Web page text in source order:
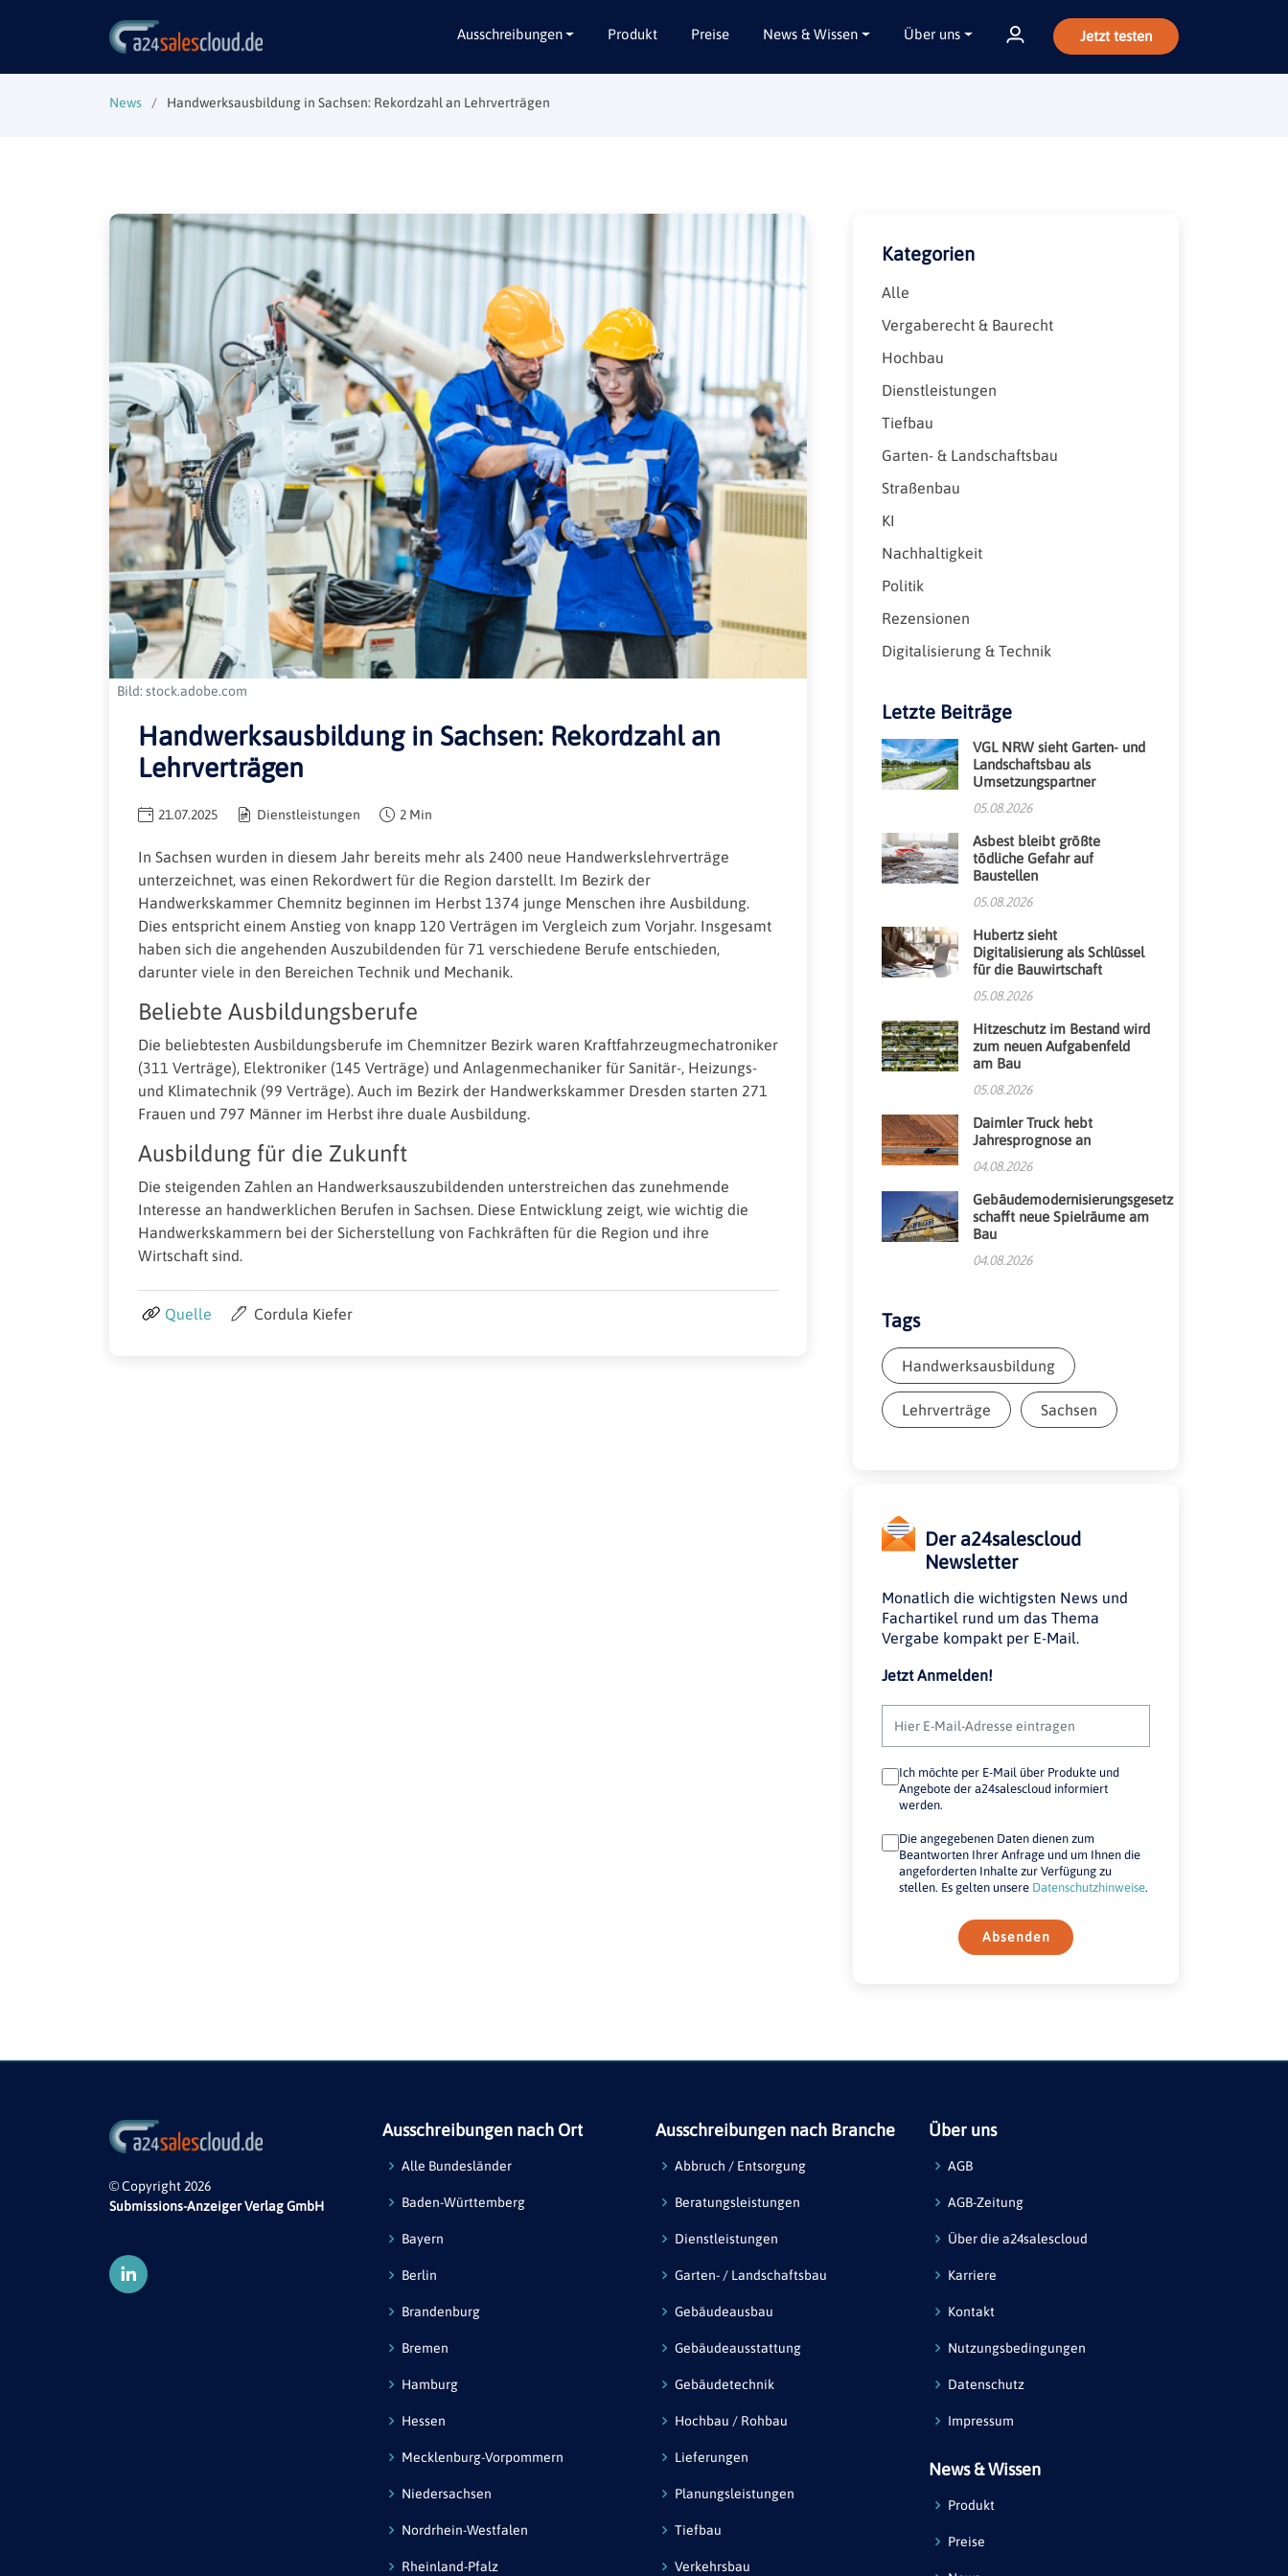
Ausschreibungen
Alle Bundesländer
Bremen
Hamburg
Hessen
Mecklenburg-Vorpommern
Niedersachsen
Nordrhein-Westfalen
Rheinland-Pfalz
Saarland
Sachsen
Sachsen-Anhalt
Schleswig-Holstein
Thüringen
Lieferungen
Planungsleistungen
Tiefbau
Verkehrsbau
Produkt Preise News & Wissen Über uns Jetzt testen
News Handwerksausbildung in Sachsen: Rekordzahl an Lehrverträgen
Bild: stock.adobe.com
Handwerksausbildung in Sachsen: Rekordzahl an
Lehrverträgen
21.07.2025 Dienstleistungen 2 Min
In Sachsen wurden in diesem Jahr bereits mehr als 2400 neue Handwerkslehrverträge
unterzeichnet, was einen Rekordwert für die Region darstellt. Im Bezirk der
Handwerkskammer Chemnitz beginnen im Herbst 1374 junge Menschen ihre Ausbildung.
Dies entspricht einem Anstieg von knapp 120 Verträgen im Vergleich zum Vorjahr. Insgesamt
haben sich die angehenden Auszubildenden für 71 verschiedene Berufe entschieden,
darunter viele in den Bereichen Technik und Mechanik.
Beliebte Ausbildungsberufe
Die beliebtesten Ausbildungsberufe im Chemnitzer Bezirk waren Kraftfahrzeugmechatroniker
(311 Verträge), Elektroniker (145 Verträge) und Anlagenmechaniker für Sanitär-, Heizungs-
und Klimatechnik (99 Verträge). Auch im Bezirk der Handwerkskammer Dresden starten 271
Frauen und 797 Männer im Herbst ihre duale Ausbildung.
Ausbildung für die Zukunft
Die steigenden Zahlen an Handwerksauszubildenden unterstreichen das zunehmende
Interesse an handwerklichen Berufen in Sachsen. Diese Entwicklung zeigt, wie wichtig die
Handwerkskammern bei der Sicherstellung von Fachkräften für die Region und ihre
Wirtschaft sind.
Quelle Cordula Kiefer
Kategorien
Alle
Vergaberecht & Baurecht
Hochbau
Dienstleistungen
Tiefbau
Garten- & Landschaftsbau
Straßenbau
KI
Nachhaltigkeit
Politik
Rezensionen
Digitalisierung & Technik
Letzte Beiträge
VGL NRW sieht Garten- und
Landschaftsbau als
Umsetzungspartner
05.08.2026
Asbest bleibt größte
tödliche Gefahr auf
Baustellen
05.08.2026
Hubertz sieht
Digitalisierung als Schlüssel
für die Bauwirtschaft
05.08.2026
Hitzeschutz im Bestand wird
zum neuen Aufgabenfeld
am Bau
05.08.2026
Daimler Truck hebt
Jahresprognose an
04.08.2026
Gebäudemodernisierungsgesetz
schafft neue Spielräume am
Bau
04.08.2026
Tags
Handwerksausbildung
Lehrverträge Sachsen
Der a24salescloud
Newsletter
Monatlich die wichtigsten News und
Fachartikel rund um das Thema
Vergabe kompakt per E-Mail.
Jetzt Anmelden!
Ich möchte per E-Mail über Produkte und
Angebote der a24salescloud informiert
werden.
Die angegebenen Daten dienen zum
Beantworten Ihrer Anfrage und um Ihnen die
angeforderten Inhalte zur Verfügung zu
stellen. Es gelten unsere Datenschutzhinweise.
Absenden
© Copyright 2026
Submissions-Anzeiger Verlag GmbH
Ausschreibungen nach Ort
Alle Bundesländer
Baden-Württemberg
Bayern
Berlin
Brandenburg
Bremen
Hamburg
Hessen
Mecklenburg-Vorpommern
Niedersachsen
Nordrhein-Westfalen
Rheinland-Pfalz
Ausschreibungen nach Branche
Abbruch / Entsorgung
Beratungsleistungen
Dienstleistungen
Garten- / Landschaftsbau
Gebäudeausbau
Gebäudeausstattung
Gebäudetechnik
Hochbau / Rohbau
Lieferungen
Planungsleistungen
Tiefbau
Verkehrsbau
Über uns
AGB
AGB-Zeitung
Über die a24salescloud
Karriere
Kontakt
Nutzungsbedingungen
Datenschutz
Impressum
News & Wissen
Produkt
Preise